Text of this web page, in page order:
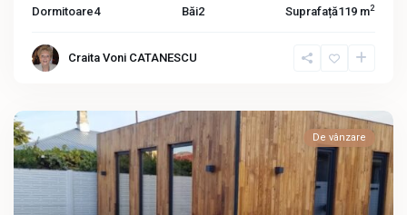
Dormitoare4 Băi2 Suprafață119 m2
Craita Voni CATANESCU
De vânzare